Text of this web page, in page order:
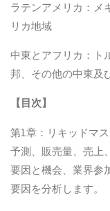
ラテンアメリカ：メ
リカ地域
中東とアフリカ：ト
邦、その他の中東及
【 目次】
第1章：リキッドマ
予測、販売量、売上
要因と機会、業界参
要因を分析します。